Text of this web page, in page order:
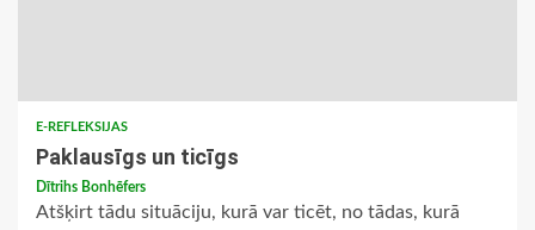
E-REFLEKSIJAS
Paklausīgs un ticīgs
Dītrihs Bonhēfers
Atšķirt tādu situāciju, kurā var ticēt, no tādas, kurā